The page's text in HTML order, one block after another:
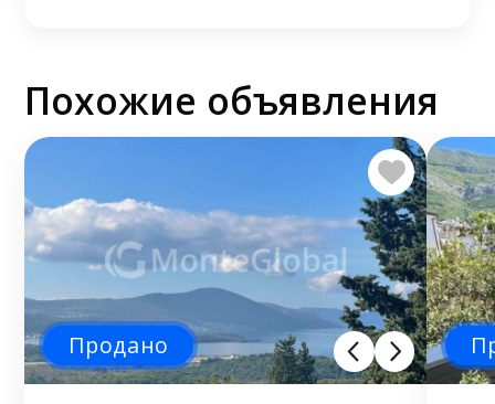
Похожие объявления
Продано